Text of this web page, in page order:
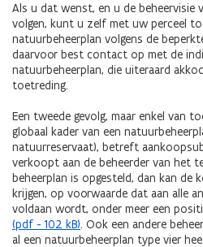
Als u dat wenst, en u de beheervisie
volgen, kunt u zelf met uw perceel
natuurbeheerplan volgens de
daarvoor best contact op met de
natuurbeheerplan, die uiteraard
toetreding.
Een tweede gevolg, maar enkel van
globaal kader van een
natuurreservaat), betreft
verkoopt aan de beheerder van het
beheerplan is opgesteld, dan kan de
krijgen, op voorwaarde dat aan alle
voldaan wordt, onder meer een
(pdf - 102 kB). Ook een andere
al een natuurbeheerplan type vier